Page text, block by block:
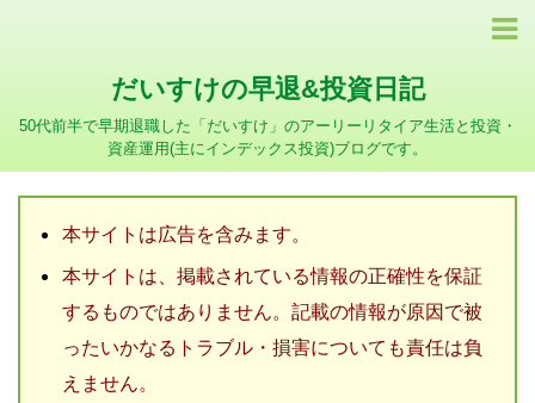
だいすけの早退&投資日記
50代前半で早期退職した「だいすけ」のアーリーリタイア生活と投資・
資産運用(主にインデックス投資)ブログです。
本サイトは広告を含みます。
本サイトは、掲載されている情報の正確性を保証
するものではありません。記載の情報が原因で被
ったいかなるトラブル・損害についても責任は負
えません。